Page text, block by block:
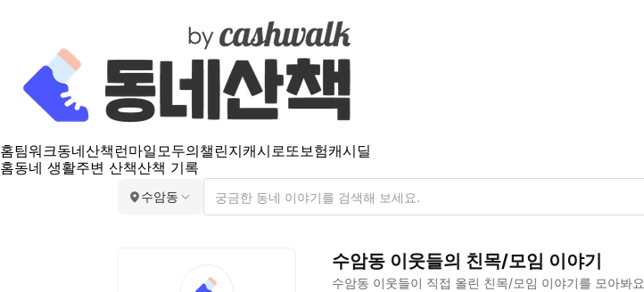
홈팀워크동네산책 런마일모두의챌린지캐시로또보험캐시딜
홈동네 생활주변 산책산책 기록
수암동
수암동 이웃들의 친목/모임 이야기
수암동 이웃들이 직접 올린 친목/모임 이야기를 모아봐요